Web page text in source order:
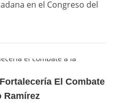
en el Congreso del
El Combate
Ramírez